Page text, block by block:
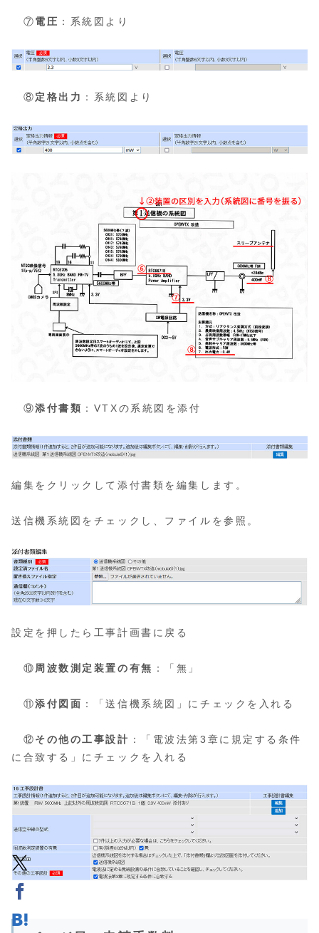
⑦電圧 ：系統図より
⑧定格出力 ：系統図より
⑨添付書類 ：VTXの系統図を添付
編集をクリックして添付書類を編集します。
送信機系統図をチェックし、ファイルを参照。
設定を押したら工事計画書に戻る
⑩ 周波数測定装置の有無 ：「無」
⑪添付図面 ：「送信機系統図」にチェックを入れる
⑫その他の工事設計 ：「電波法第3章に規定する条件
に合致する」にチェックを入れる